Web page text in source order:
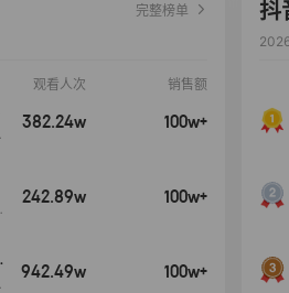
完整榜单
观看人次 销售额
382.24w 100w+
242.89w 100w+
942.49w 100w+
抖